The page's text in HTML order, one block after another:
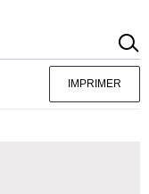
IMPRIMER